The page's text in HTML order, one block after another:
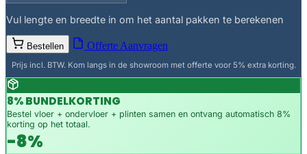
Vul lengte en breedte in om het aantal pakken te berekenen
Bestellen Offerte Aanvragen
Prijs incl. BTW. Kom langs in de showroom met offerte voor 5% extra korting.
8% BUNDELKORTING
Bestel vloer + ondervloer + plinten samen en ontvang automatisch 8%
korting op het totaal.
-8%